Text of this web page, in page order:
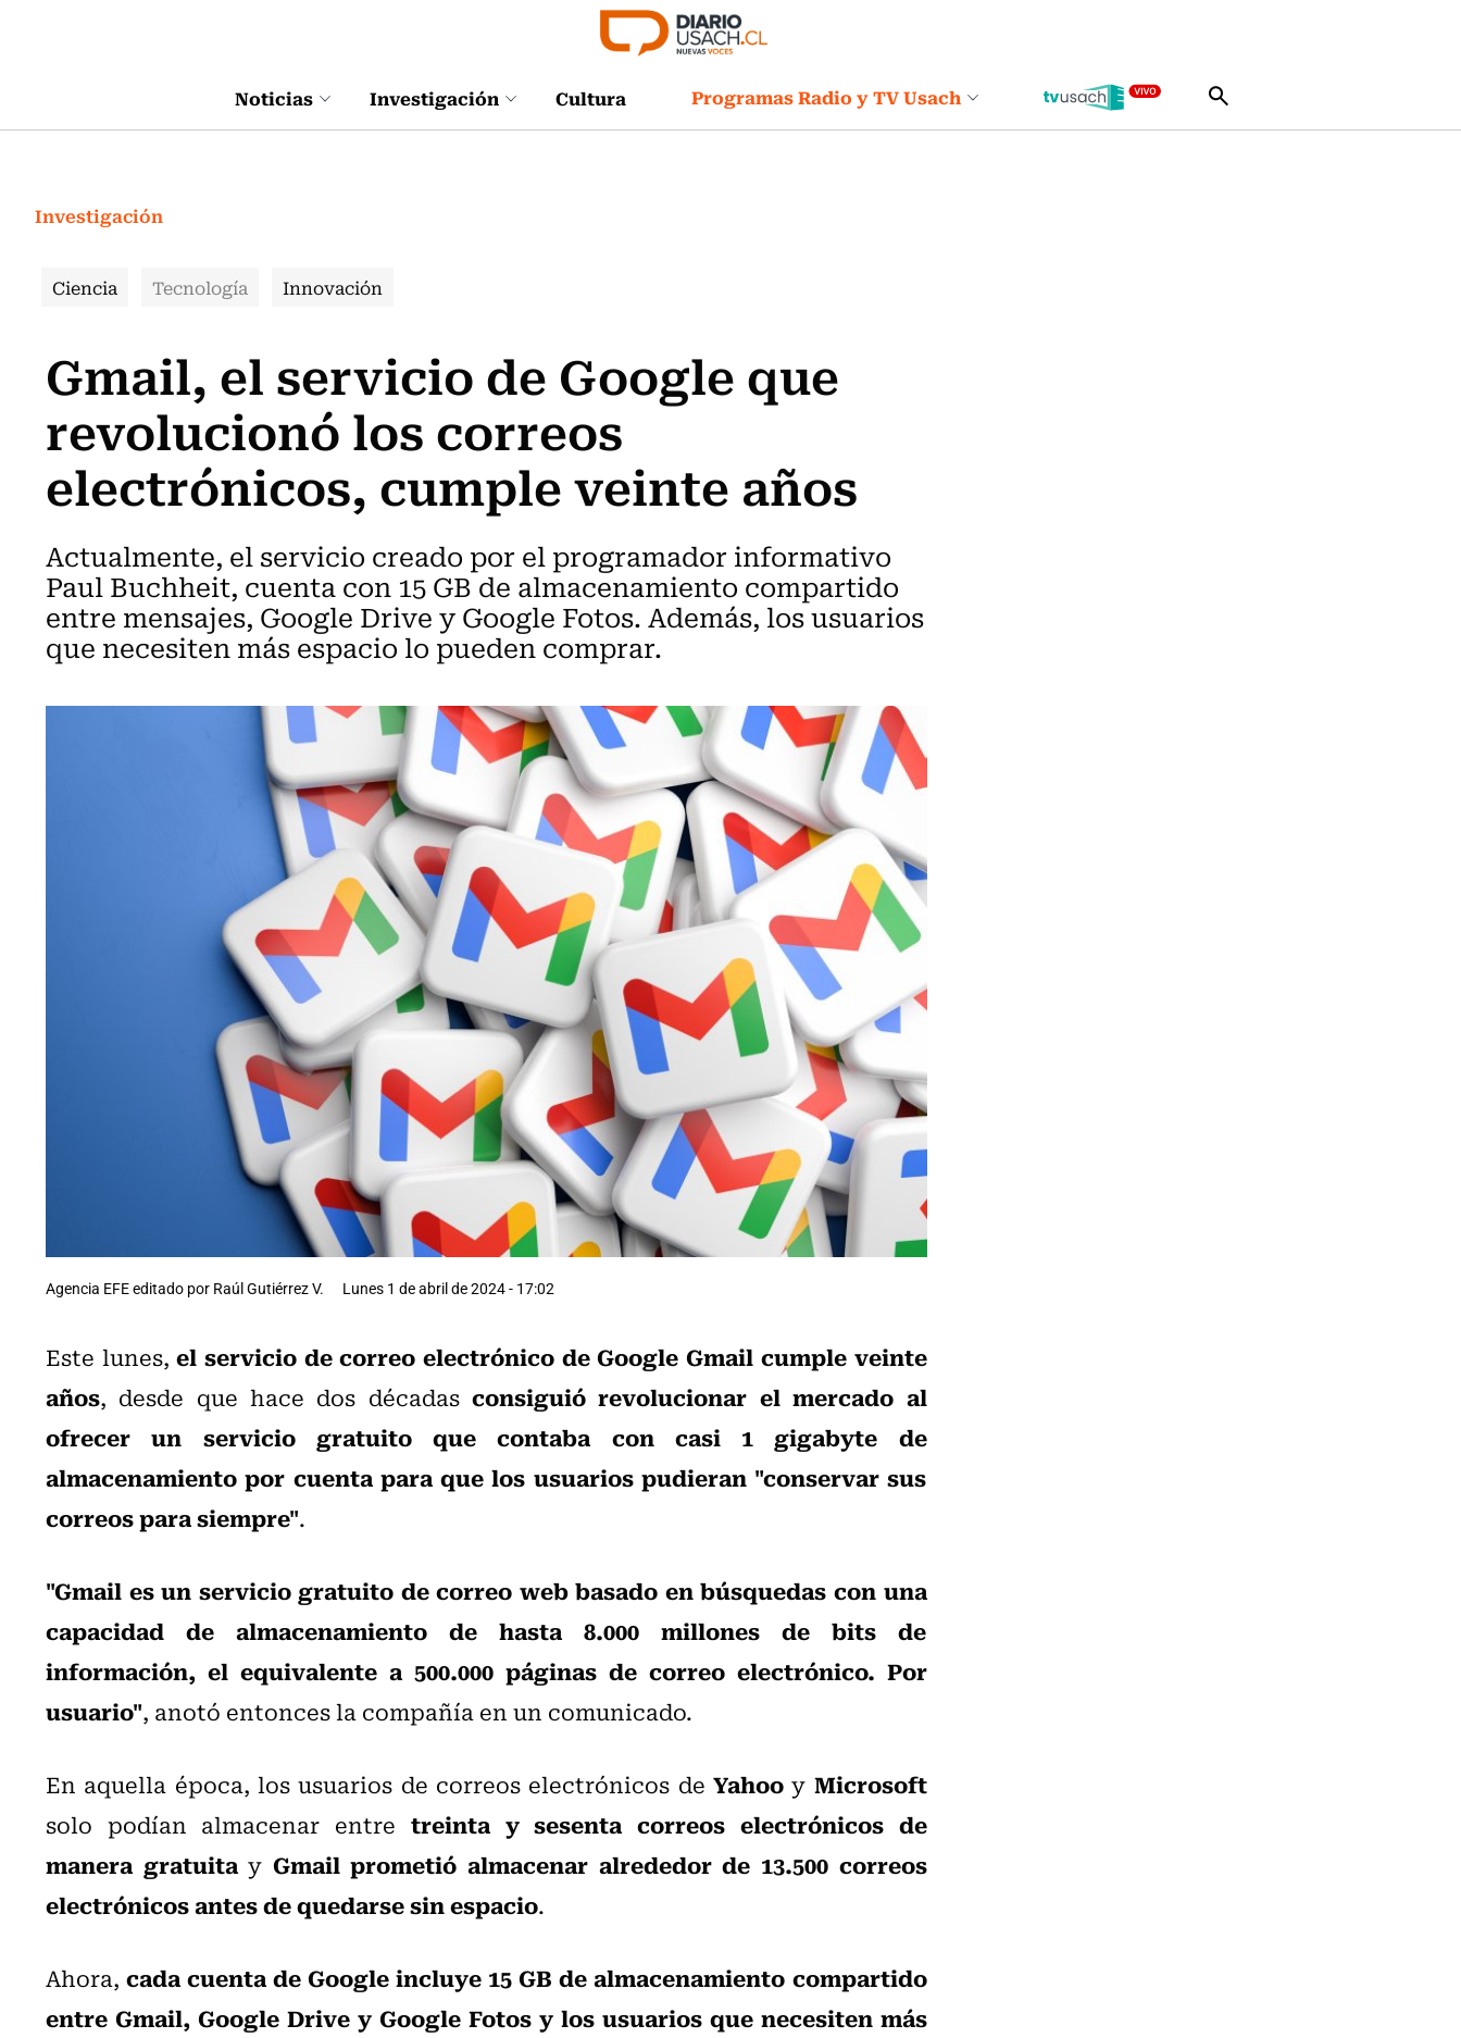
Noticias Investigación Cultura Programas Radio y TV Usach
Investigación
Ciencia Tecnología Innovación
Gmail, el servicio de Google que
revolucionó los correos
electrónicos, cumple veinte años
Actualmente, el servicio creado por el programador informativo
Paul Buchheit, cuenta con 15 GB de almacenamiento compartido
entre mensajes, Google Drive y Google Fotos. Además, los usuarios
que necesiten más espacio lo pueden comprar.
Agencia EFE editado por Raúl Gutiérrez V. Lunes 1 de abril de 2024 - 17:02
Este lunes,el servicio de correo electrónico de Google Gmail cumple veinte
años, desde que hace dos décadasconsiguió revolucionar el mercado al
ofrecer un servicio gratuito que contaba con casi 1 gigabyte de
almacenamiento por cuenta para que los usuarios pudieran "conservar sus
correos para siempre".
"Gmail es un servicio gratuito de correo web basado en búsquedas con una
capacidad de almacenamiento de hasta 8.000 millones de bits de
información, el equivalente a 500.000 páginas de correo electrónico. Por
usuario", anotó entonces la compañía en un comunicado.
En aquella época, los usuarios de correos electrónicos de Yahooy Microsoft
solo podían almacenar entre treinta y sesenta correos electrónicos de
manera gratuitay Gmail prometió almacenar alrededor de 13.500 correos
electrónicos antes de quedarse sin espacio.
Ahora,cada cuenta de Google incluye 15 GB de almacenamiento compartido
entre Gmail, Google Drive y Google Fotos y los usuarios que necesiten más